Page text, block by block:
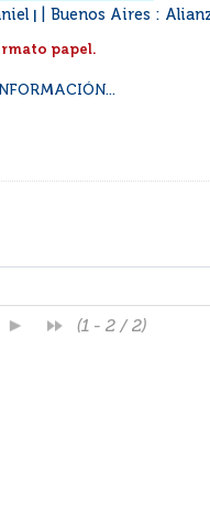
Buenos Aires :
papel.
(1 - 2 / 2)